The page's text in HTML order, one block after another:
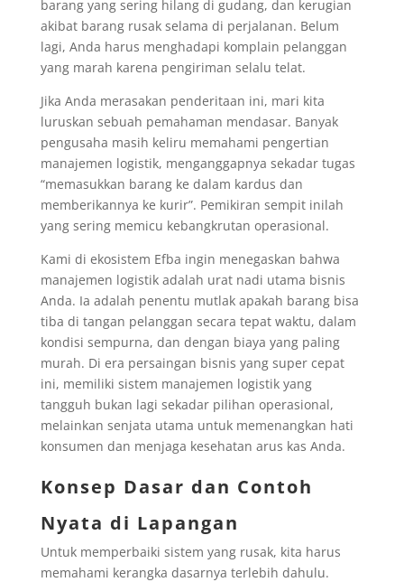
barang yang sering hilang di gudang, dan kerugian
akibat barang rusak selama di perjalanan. Belum
lagi, Anda harus menghadapi komplain pelanggan
yang marah karena pengiriman selalu telat.
Jika Anda merasakan penderitaan ini, mari kita
luruskan sebuah pemahaman mendasar. Banyak
pengusaha masih keliru memahami pengertian
manajemen logistik, menganggapnya sekadar tugas
“memasukkan barang ke dalam kardus dan
memberikannya ke kurir”. Pemikiran sempit inilah
yang sering memicu kebangkrutan operasional.
Kami di ekosistem Efba ingin menegaskan bahwa
manajemen logistik adalah urat nadi utama bisnis
Anda. Ia adalah penentu mutlak apakah barang bisa
tiba di tangan pelanggan secara tepat waktu, dalam
kondisi sempurna, dan dengan biaya yang paling
murah. Di era persaingan bisnis yang super cepat
ini, memiliki sistem manajemen logistik yang
tangguh bukan lagi sekadar pilihan operasional,
melainkan senjata utama untuk memenangkan hati
konsumen dan menjaga kesehatan arus kas Anda.
Konsep Dasar dan Contoh
Nyata di Lapangan
Untuk memperbaiki sistem yang rusak, kita harus
memahami kerangka dasarnya terlebih dahulu.